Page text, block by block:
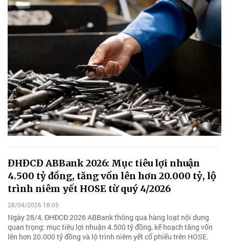
ĐHĐCĐ ABBank 2026: Mục tiêu lợi nhuận
4.500 tỷ đồng, tăng vốn lên hơn 20.000 tỷ, lộ
trình niêm yết HOSE từ quý 4/2026
28/04/2026 18:05
Ngày 28/4, ĐHĐCĐ 2026 ABBank thông qua hàng loạt nội dung
quan trọng: mục tiêu lợi nhuận 4.500 tỷ đồng, kế hoạch tăng vốn
lên hơn 20.000 tỷ đồng và lộ trình niêm yết cổ phiếu trên HOSE.